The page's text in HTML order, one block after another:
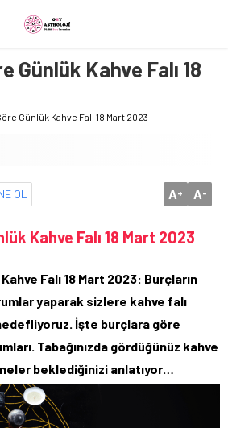
Günlük Kahve Falı 18
Günlük Kahve Falı 18 Mart 2023
OL A+ A-
Kahve Falı 18 Mart 2023
Falı 18 Mart 2023: Burçların
yaparak sizlere kahve falı
İşte burçlara göre
Tabağınızda gördüğünüz kahve
neler beklediğinizi anlatıyor…